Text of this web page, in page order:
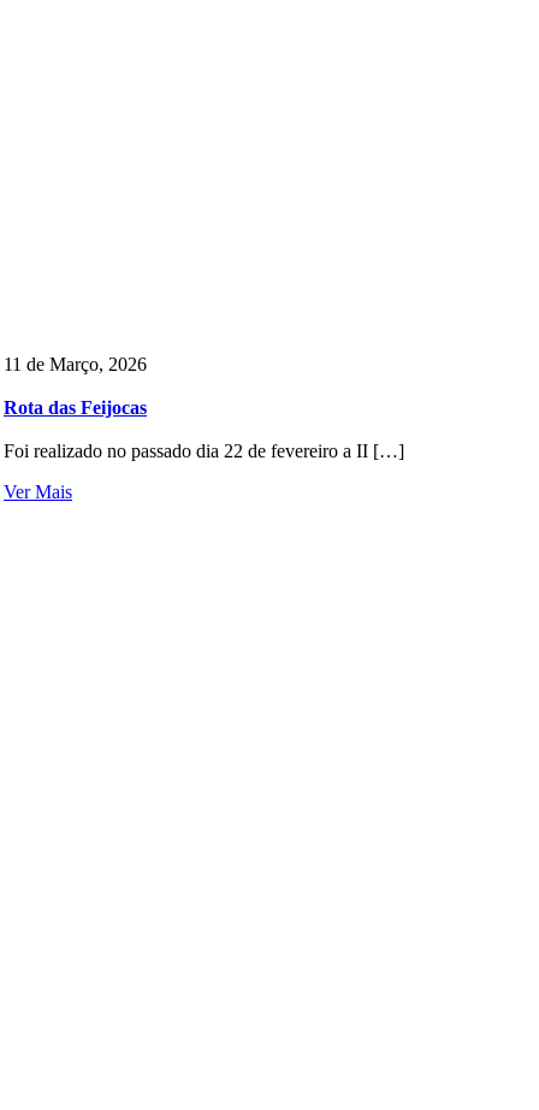
11 de Março, 2026
Rota das Feijocas
Foi realizado no passado dia 22 de fevereiro a II […]
Ver Mais